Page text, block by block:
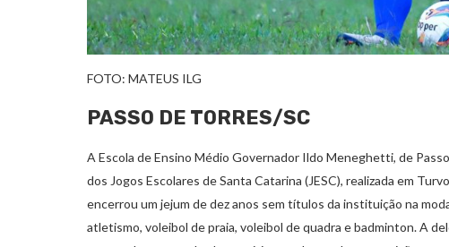
FOTO: MATEUS ILG
PASSO DE TORRES/SC
A Escola de Ensino Médio Governador Ildo Meneghetti, de
dos Jogos Escolares de Santa Catarina (JESC), realizada em
encerrou um jejum de dez anos sem títulos da instituição na
atletismo, voleibol de praia, voleibol de quadra e badminton. A